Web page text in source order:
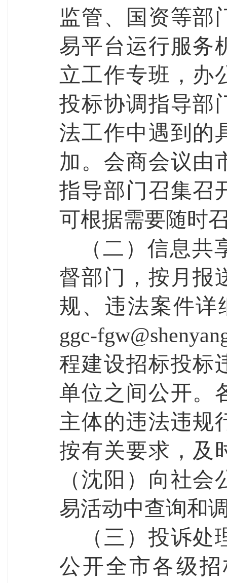
监管、国资等部
易平台运行服务
立工作专班，办
投标协调指导部
法工作中遇到的
加。 会商会议由
指导部门召集召
可根据需要随时
（二）信息共
督部门， 按月报
规、违法案件详
ggc-
程建设招标投标
单位之间公开。
主体的违法违规
按有关要求，及
（沈阳）向社
易活动中查询和
（ 三 ）投诉处
公开全市各级